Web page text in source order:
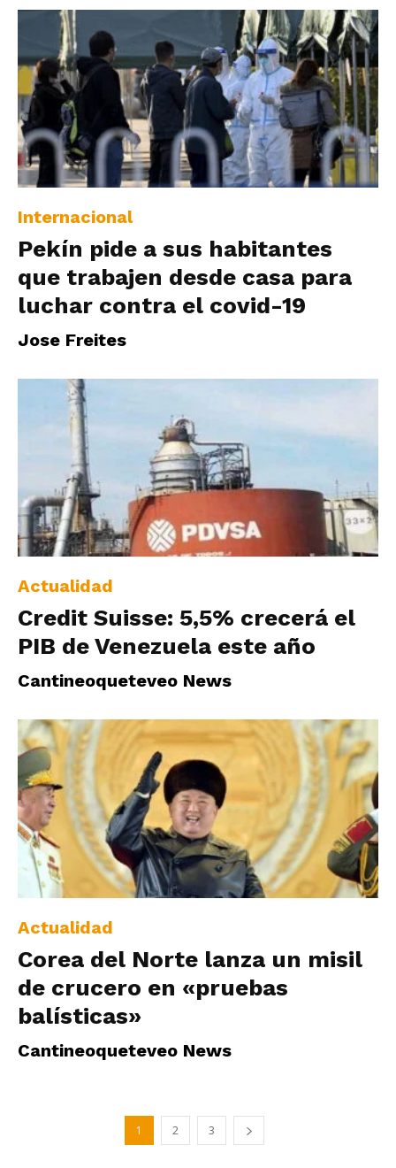
Internacional
Pekín pide a sus habitantes
que trabajen desde casa para
luchar contra el covid-19
Jose Freites
Actualidad
Credit Suisse: 5,5% crecerá el
PIB de Venezuela este año
Cantineoqueteveo News
Actualidad
Corea del Norte lanza un misil
de crucero en «pruebas
balísticas»
Cantineoqueteveo News
1 2 3